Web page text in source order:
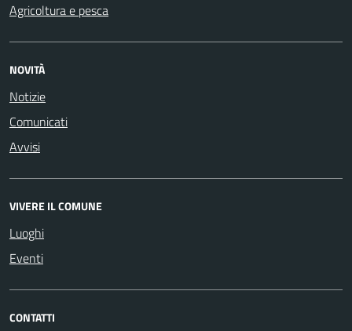
Agricoltura e pesca
NOVITÀ
Notizie
Comunicati
Avvisi
VIVERE IL COMUNE
Luoghi
Eventi
CONTATTI